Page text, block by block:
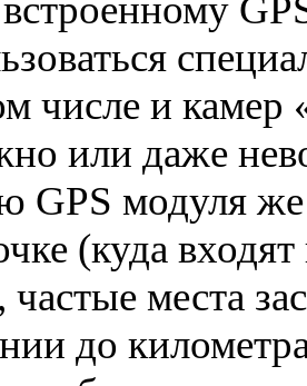
встроенному
числе и
или даже
модуля же
(куда
места
до